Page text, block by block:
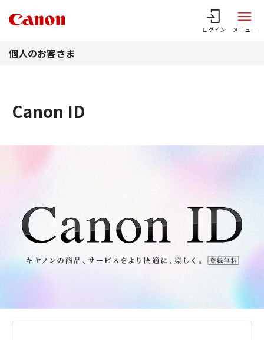
ログイン メニュー
個人のお客さま
Canon ID